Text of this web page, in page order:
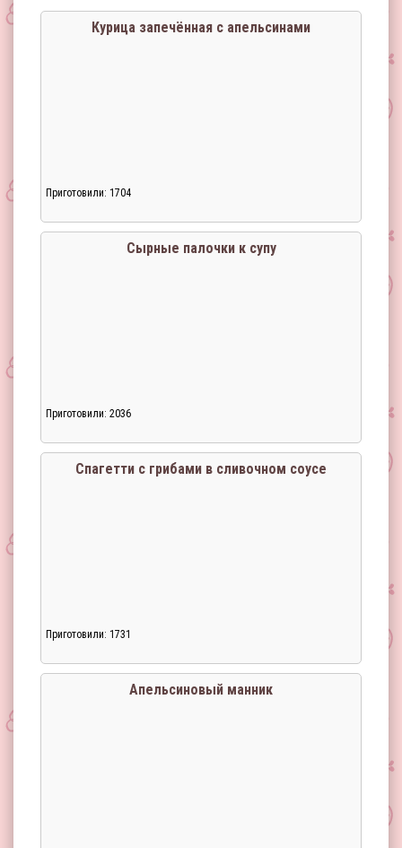
Курица запечённая с апельсинами
Приготовили: 1704
Сырные палочки к супу
Приготовили: 2036
Спагетти с грибами в сливочном соусе
Приготовили: 1731
Апельсиновый манник